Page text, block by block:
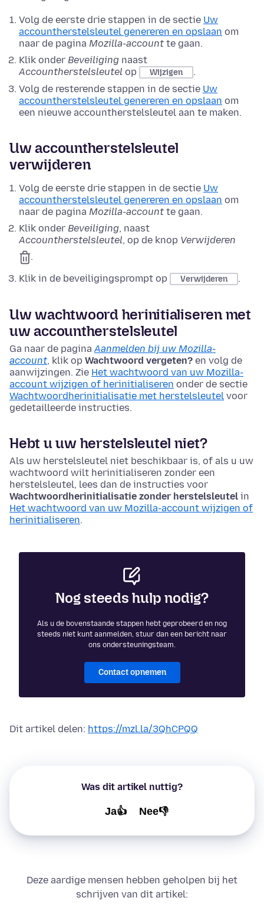
Volg de eerste drie stappen in de sectie Uw
accountherstelsleutel genereren en opslaan om
naar de pagina Mozilla-account te gaan.
Klik onder Beveiliging naast
Accountherstelsleutel op Wijzigen
.
Volg de resterende stappen in de sectie Uw
accountherstelsleutel genereren en opslaan om
een nieuwe accountherstelsleutel aan te maken.
Uw accountherstelsleutel
verwijderen
Volg de eerste drie stappen in de sectie Uw
accountherstelsleutel genereren en opslaan om
naar de pagina Mozilla-account te gaan.
Klik onder Beveiliging, naast
Accountherstelsleutel, op de knop Verwijderen
.
Klik in de beveiligingsprompt op
Verwijderen .
Uw wachtwoord herinitialiseren met
uw accountherstelsleutel
Ga naar de pagina Aanmelden bij uw Mozilla-
account, klik op Wachtwoord vergeten? en volg de
aanwijzingen. Zie Het wachtwoord van uw Mozilla-
account wijzigen of herinitialiseren onder de sectie
Wachtwoordherinitialisatie met herstelsleutel voor
gedetailleerde instructies.
Hebt u uw herstelsleutel niet?
Als uw herstelsleutel niet beschikbaar is, of als u uw
wachtwoord wilt herinitialiseren zonder een
herstelsleutel, lees dan de instructies voor
Wachtwoordherinitialisatie zonder herstelsleutel in
Het wachtwoord van uw Mozilla-account wijzigen of
herinitialiseren.
Nog steeds hulp nodig?
Als u de bovenstaande stappen hebt geprobeerd en nog
steeds niet kunt aanmelden, stuur dan een bericht naar
ons ondersteuningsteam.
Contact opnemen
Dit artikel delen: https://mzl.la/3QhCPQQ
Was dit artikel nuttig?
Ja👍 Nee👎
Deze aardige mensen hebben geholpen bij het
schrijven van dit artikel: